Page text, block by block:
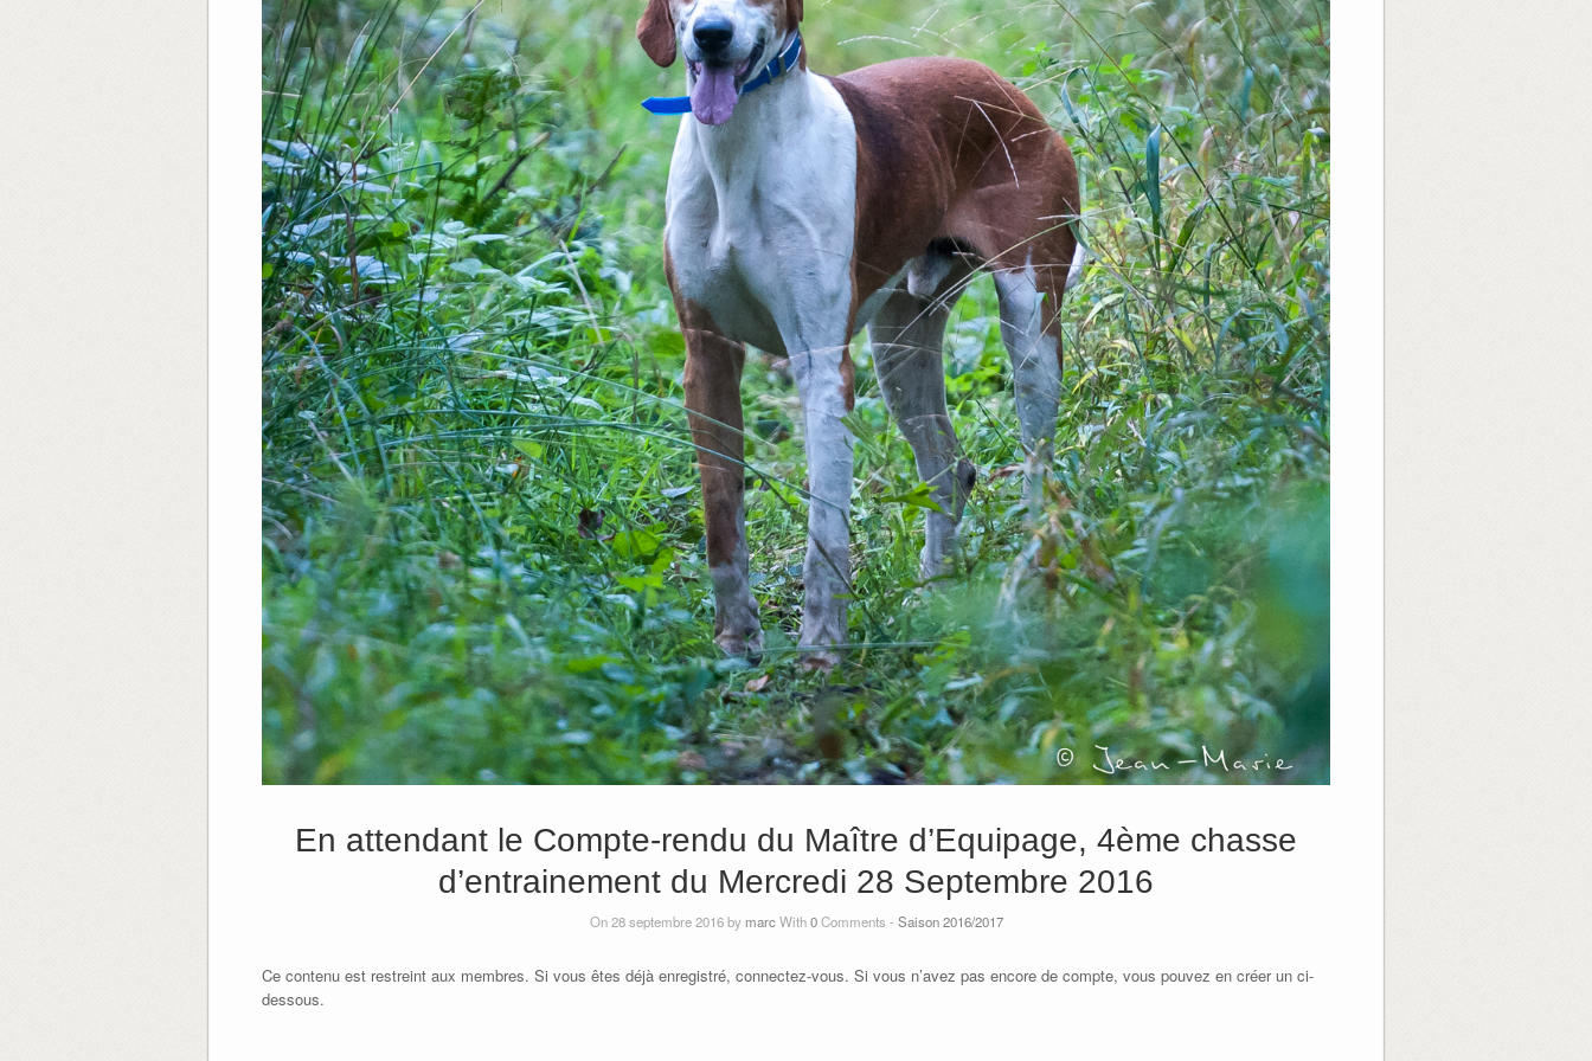
En attendant le Compte-rendu du Maître d’Equipage, 4ème chasse
d’entrainement du Mercredi 28 Septembre 2016
On 28 septembre 2016 by marcWith0Comments - Saison 2016/2017
Ce contenu est restreint aux membres. Si vous êtes déjà enregistré, connectez-vous. Si vous n’avez pas encore de compte, vous pouvez en créer un ci-
dessous.